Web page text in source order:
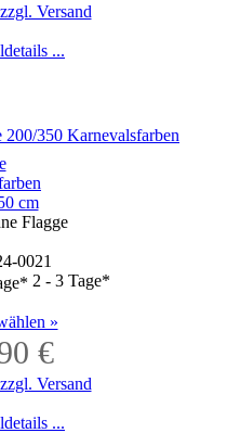
zzgl. Versand
...
cm
Flagge
0021
2 - 3 Tage*
»
€
zzgl. Versand
...